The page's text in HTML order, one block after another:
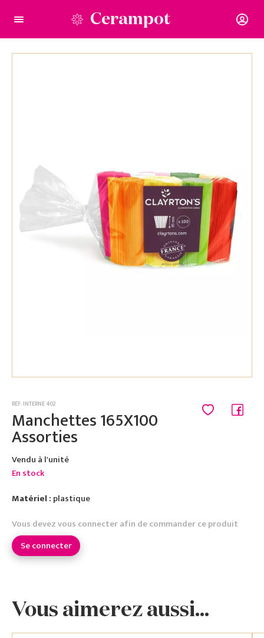
Cerampot
RÉF. INTERNE 402
Manchettes 165X100
Assorties
Vendu à l'unité
En stock
Matériel : plastique
Vous devez vous connecter afin de commander ce produit
Se connecter
Vous aimerez aussi...